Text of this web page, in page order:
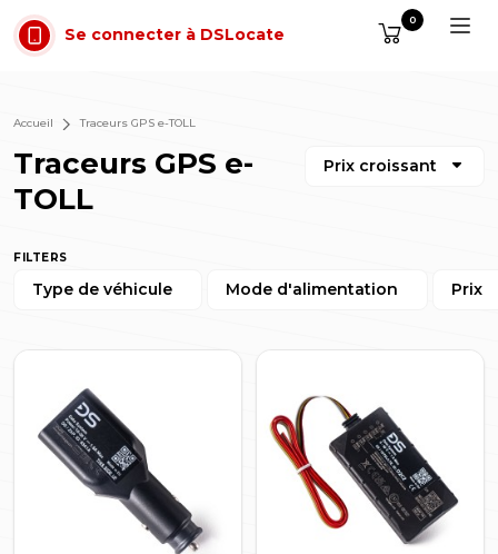
Aller au contenu
Se connecter à DSLocate
0
Accueil Traceurs GPS e-TOLL
Traceurs GPS e-
TOLL
Prix croissant
FILTERS
Type de véhicule Mode d'alimentation Prix